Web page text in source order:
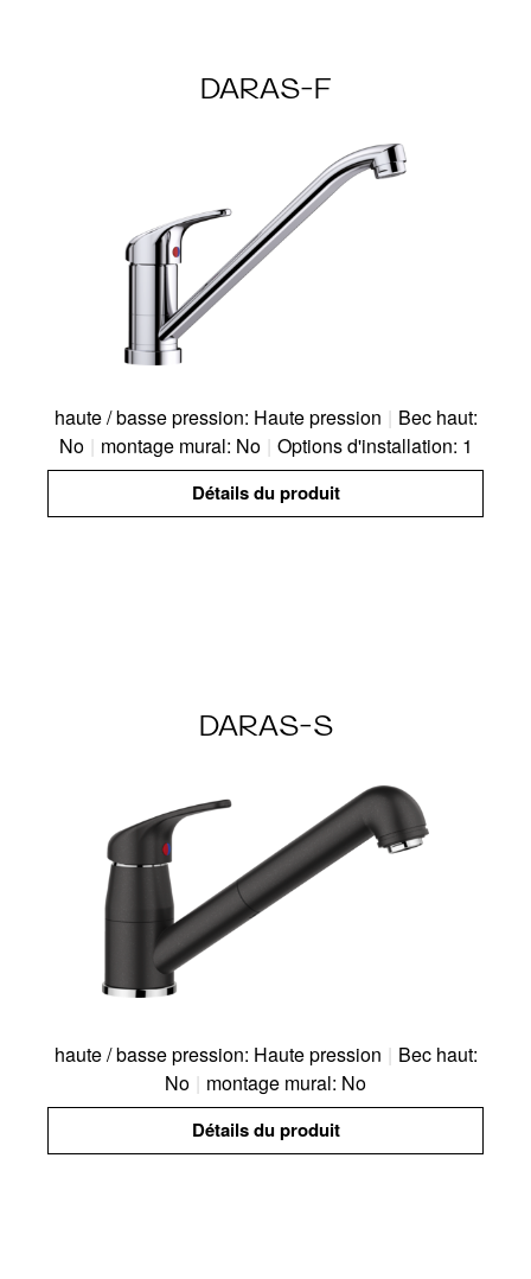
DARAS-F
haute / basse pression: Haute pression | Bec haut:
No | montage mural: No | Options d'installation: 1
Détails du produit
DARAS-S
haute / basse pression: Haute pression | Bec haut:
No | montage mural: No
Détails du produit